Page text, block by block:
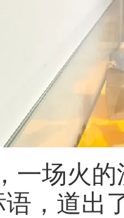
一场火
，道出